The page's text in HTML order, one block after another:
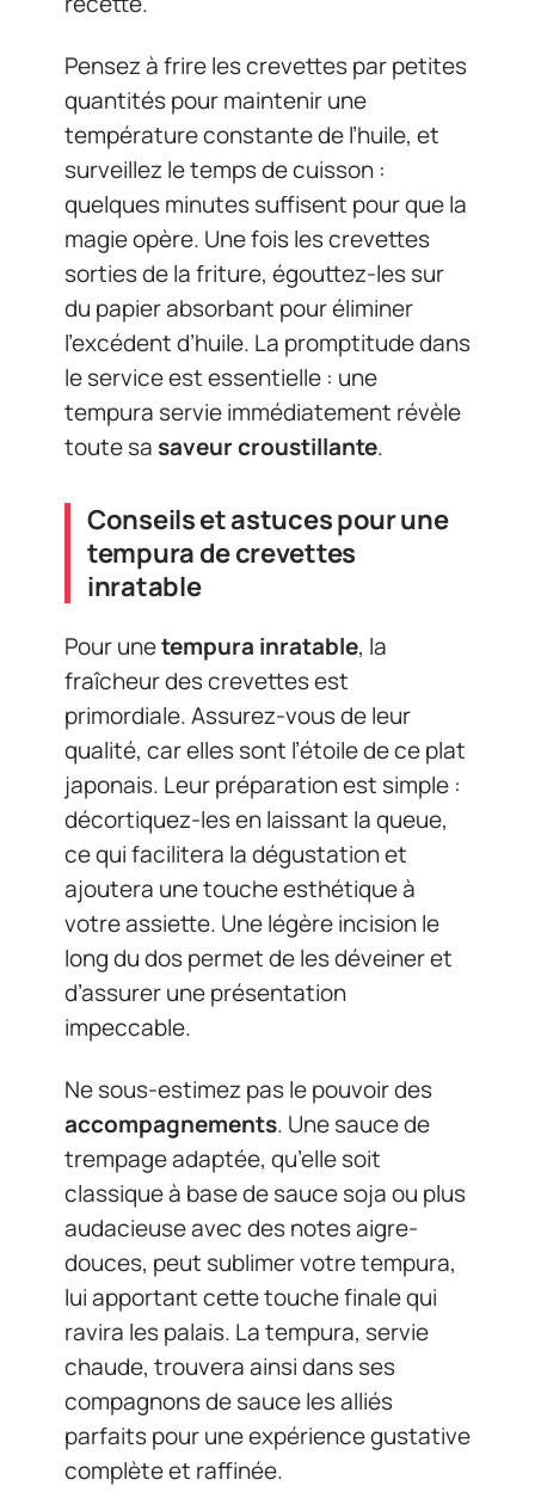
Pensez à frire les crevettes par petites
quantités pour maintenir une
température constante de l’huile, et
surveillez le temps de cuisson :
quelques minutes suffisent pour que la
magie opère. Une fois les crevettes
sorties de la friture, égouttez-les sur
du papier absorbant pour éliminer
l’excédent d’huile. La promptitude dans
le service est essentielle : une
tempura servie immédiatement révèle
toute sa saveur croustillante.
Conseils et astuces pour une
tempura de crevettes
inratable
Pour unetempura inratable, la
fraîcheur des crevettes est
primordiale. Assurez-vous de leur
qualité, car elles sont l’étoile de ce plat
japonais. Leur préparation est simple :
décortiquez-les en laissant la queue,
ce qui facilitera la dégustation et
ajoutera une touche esthétique à
votre assiette. Une légère incision le
long du dos permet de les déveiner et
d’assurer une présentation
impeccable.
Ne sous-estimez pas le pouvoir des
accompagnements. Une sauce de
trempage adaptée, qu’elle soit
classique à base de sauce soja ou plus
audacieuse avec des notes aigre-
douces, peut sublimer votre tempura,
lui apportant cette touche finale qui
ravira les palais. La tempura, servie
chaude, trouvera ainsi dans ses
compagnons de sauce les alliés
parfaits pour une expérience gustative
complète et raffinée.